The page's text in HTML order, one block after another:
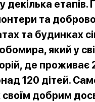
декілька
та
та будинках
який у
де проживає
120 дітей.
добрим